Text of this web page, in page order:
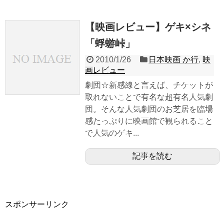
【映画レビュー】ゲキ×シネ
「蜉蝣峠」
2010/1/26 日本映画 か行, 映
画レビュー
劇団☆新感線と言えば、チケットが
取れないことで有名な超有名人気劇
団。そんな人気劇団のお芝居を臨場
感たっぷりに映画館で観られること
で人気のゲキ...
記事を読む
スポンサーリンク